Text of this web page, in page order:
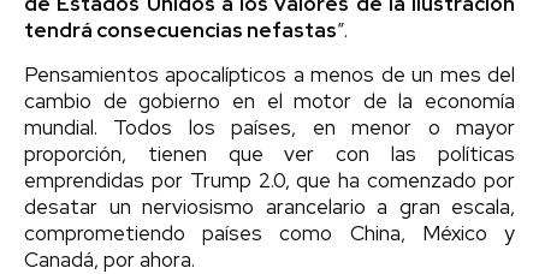
tendrá consecuencias nefastas”.
Pensamientos apocalípticos a menos de un mes del
cambio de gobierno en el motor de la economía
mundial. Todos los países, en menor o mayor
proporción, tienen que ver con las políticas
emprendidas por Trump 2.0, que ha comenzado por
desatar un nerviosismo arancelario a gran escala,
comprometiendo países como China, México y
Canadá, por ahora.